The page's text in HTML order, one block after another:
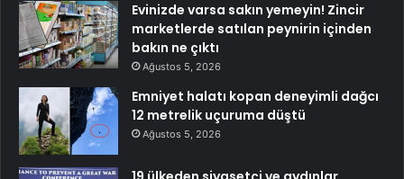
Evinizde varsa sakın yemeyin! Zincir
marketlerde satılan peynirin içinden
bakın ne çıktı
Ağustos 5, 2026
Emniyet halatı kopan deneyimli dağcı
12 metrelik uçuruma düştü
Ağustos 5, 2026